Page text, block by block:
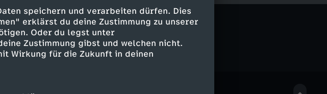
speichern und verarbeiten dürfen. Dies
erklärst du deine Zustimmung zu unserer
Oder du legst unter
Zustimmung gibst und welchen nicht.
Wirkung für die Zukunft in deinen
Untertitel reporter